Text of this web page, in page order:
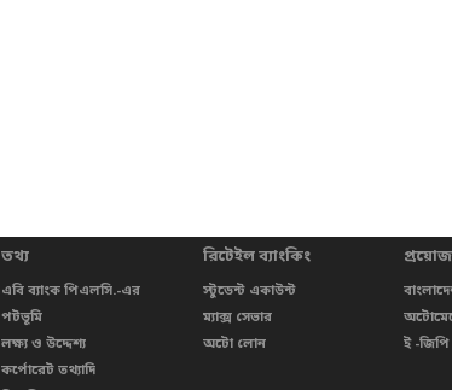
তথ্য
এবি ব্যাংক পিএলসি.-এর
পটভূমি
লক্ষ্য ও উদ্দেশ্য
কর্পোরেট তথ্যাদি
রিটেইল ব্যাংকিং
স্টুডেন্ট একাউন্ট
ম্যাক্স সেভার
অটো লোন
ই -জিপি